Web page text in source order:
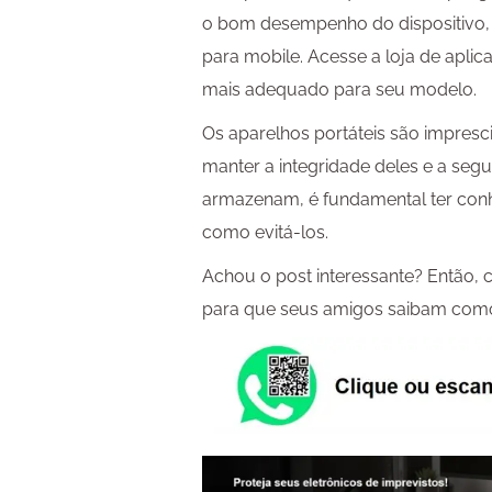
o bom desempenho do
para mobile. Acesse a loja de
mais adequado para seu modelo.
Os aparelhos portáteis são
manter a integridade deles e a
armazenam, é fundamental ter
como evitá-los.
Achou o post interessante? Então,
para que seus amigos saibam